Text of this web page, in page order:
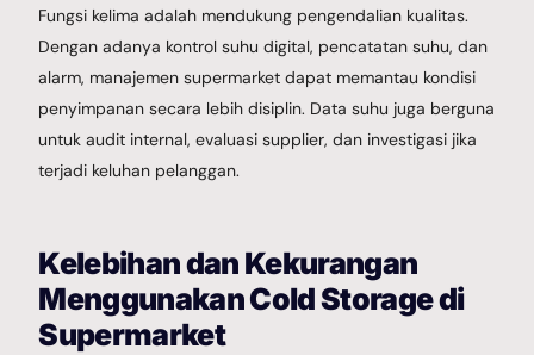
Fungsi kelima adalah mendukung pengendalian kualitas.
Dengan adanya kontrol suhu digital, pencatatan suhu, dan
alarm, manajemen supermarket dapat memantau kondisi
penyimpanan secara lebih disiplin. Data suhu juga berguna
untuk audit internal, evaluasi supplier, dan investigasi jika
terjadi keluhan pelanggan.
Kelebihan dan Kekurangan
Menggunakan Cold Storage di
Supermarket